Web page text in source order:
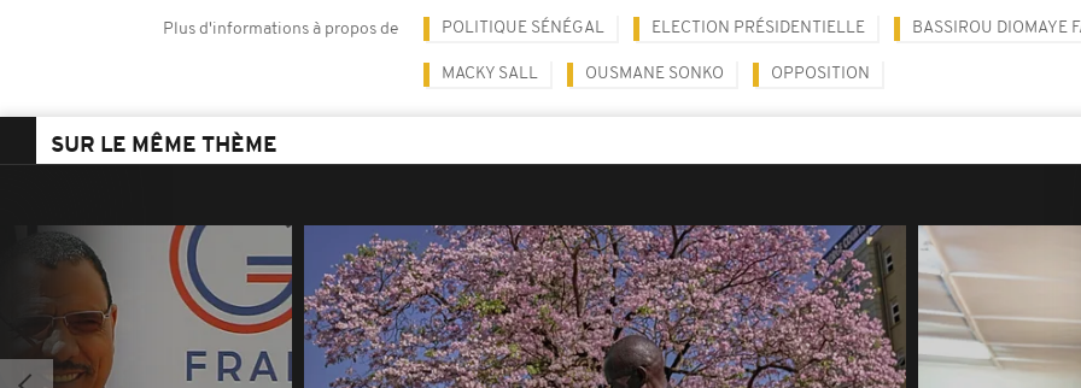
Plus d'informations à propos de POLITIQUE SÉNÉGAL ELECTION PRÉSIDENTIELLE BASSIROU DIOMAYE
MACKY SALL OUSMANE SONKO OPPOSITION
SUR LE MÊME THÈME